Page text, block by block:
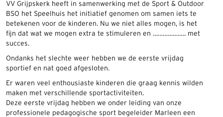
VV Grijpskerk heeft in samenwerking met de Sport & Outdoor
BSO het Speelhuis het initiatief genomen om samen iets te
betekenen voor de kinderen. Nu we niet alles mogen, is het
fijn dat wat we mogen extra te stimuleren en ……………….. met
succes.
Ondanks het slechte weer hebben we de eerste vrijdag
sportief en nat goed afgesloten.
Er waren veel enthousiaste kinderen die graag kennis wilden
maken met verschillende sportactiviteiten.
Deze eerste vrijdag hebben we onder leiding van onze
professionele pedagogische sport begeleider Marleen een